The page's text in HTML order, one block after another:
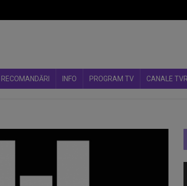
RECOMANDĂRI INFO PROGRAM TV CANALE TVR